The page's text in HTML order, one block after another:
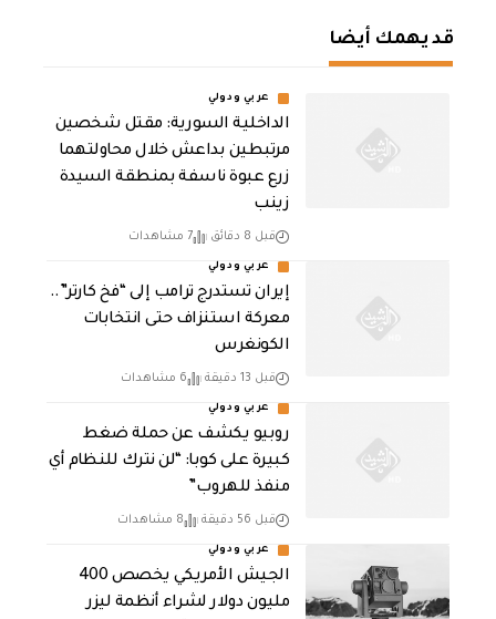
قد يهمك أيضا
عربي ودولي
الداخلية السورية: مقتل شخصين
مرتبطين بداعش خلال محاولتهما
زرع عبوة ناسفة بمنطقة السيدة
زينب
قبل 8 دقائق 7 مشاهدات
عربي ودولي
إيران تستدرج ترامب إلى “فخ كارتر”..
معركة استنزاف حتى انتخابات
الكونغرس
قبل 13 دقيقة 6 مشاهدات
عربي ودولي
روبيو يكشف عن حملة ضغط
كبيرة على كوبا: “لن نترك للنظام أي
منفذ للهروب”
قبل 56 دقيقة 8 مشاهدات
عربي ودولي
الجيش الأمريكي يخصص 400
مليون دولار لشراء أنظمة ليزر